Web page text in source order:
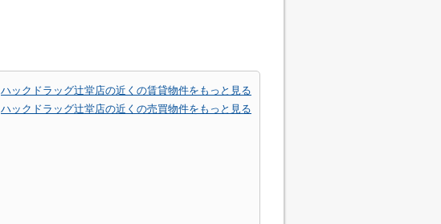
ハックドラッグ辻堂店の近くの賃貸物件をもっと見る
ハックドラッグ辻堂店の近くの売買物件をもっと見る